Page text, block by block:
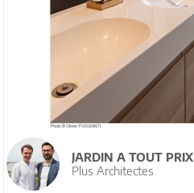
JARDIN A TOUT PRIX
Plus Architectes